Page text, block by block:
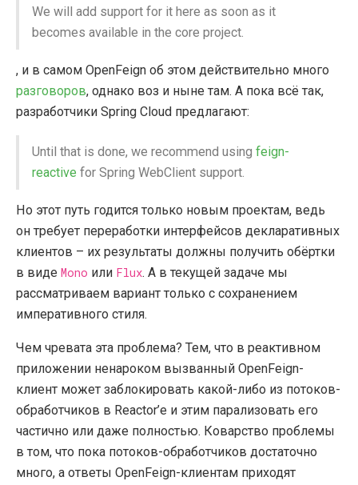
We will add support for it here as soon as it
becomes available in the core project.
, и в самом OpenFeign об этом действительно много
разговоров, однако воз и ныне там. А пока всё так,
разработчики Spring Cloud предлагают:
Until that is done, we recommend usingfeign-
reactive for Spring WebClient support.
Но этот путь годится только новым проектам, ведь
он требует переработки интерфейсов декларативных
клиентов – их результаты должны получить обёртки
в виде Mono или Flux. А в текущей задаче мы
рассматриваем вариант только с сохранением
императивного стиля.
Чем чревата эта проблема? Тем, что в реактивном
приложении ненароком вызванный OpenFeign-
клиент может заблокировать какой-либо из потоков-
обработчиков в Reactor’е и этим парализовать его
частично или даже полностью. Коварство проблемы
в том, что пока потоков-обработчиков достаточно
много, а ответы OpenFeign-клиентам приходят